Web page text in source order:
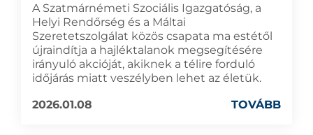
A Szatmárnémeti Szociális Igazgatóság, a
Helyi Rendőrség és a Máltai
Szeretetszolgálat közös csapata ma estétől
újraindítja a hajléktalanok megsegítésére
irányuló akcióját, akiknek a télire forduló
időjárás miatt veszélyben lehet az életük.
2026.01.08
TOVÁBB